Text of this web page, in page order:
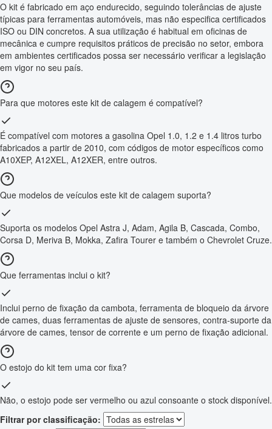
O kit é fabricado em aço endurecido, seguindo tolerâncias de ajuste
típicas para ferramentas automóveis, mas não especifica certificados
ISO ou DIN concretos. A sua utilização é habitual em oficinas de
mecânica e cumpre requisitos práticos de precisão no setor, embora
em ambientes certificados possa ser necessário verificar a legislação
em vigor no seu país.
Para que motores este kit de calagem é compatível?
É compatível com motores a gasolina Opel 1.0, 1.2 e 1.4 litros turbo
fabricados a partir de 2010, com códigos de motor específicos como
A10XEP, A12XEL, A12XER, entre outros.
Que modelos de veículos este kit de calagem suporta?
Suporta os modelos Opel Astra J, Adam, Agila B, Cascada, Combo,
Corsa D, Meriva B, Mokka, Zafira Tourer e também o Chevrolet Cruze.
Que ferramentas inclui o kit?
Inclui perno de fixação da cambota, ferramenta de bloqueio da árvore
de cames, duas ferramentas de ajuste de sensores, contra-suporte da
árvore de cames, tensor de corrente e um perno de fixação adicional.
O estojo do kit tem uma cor fixa?
Não, o estojo pode ser vermelho ou azul consoante o stock disponível.
Filtrar por classificação: